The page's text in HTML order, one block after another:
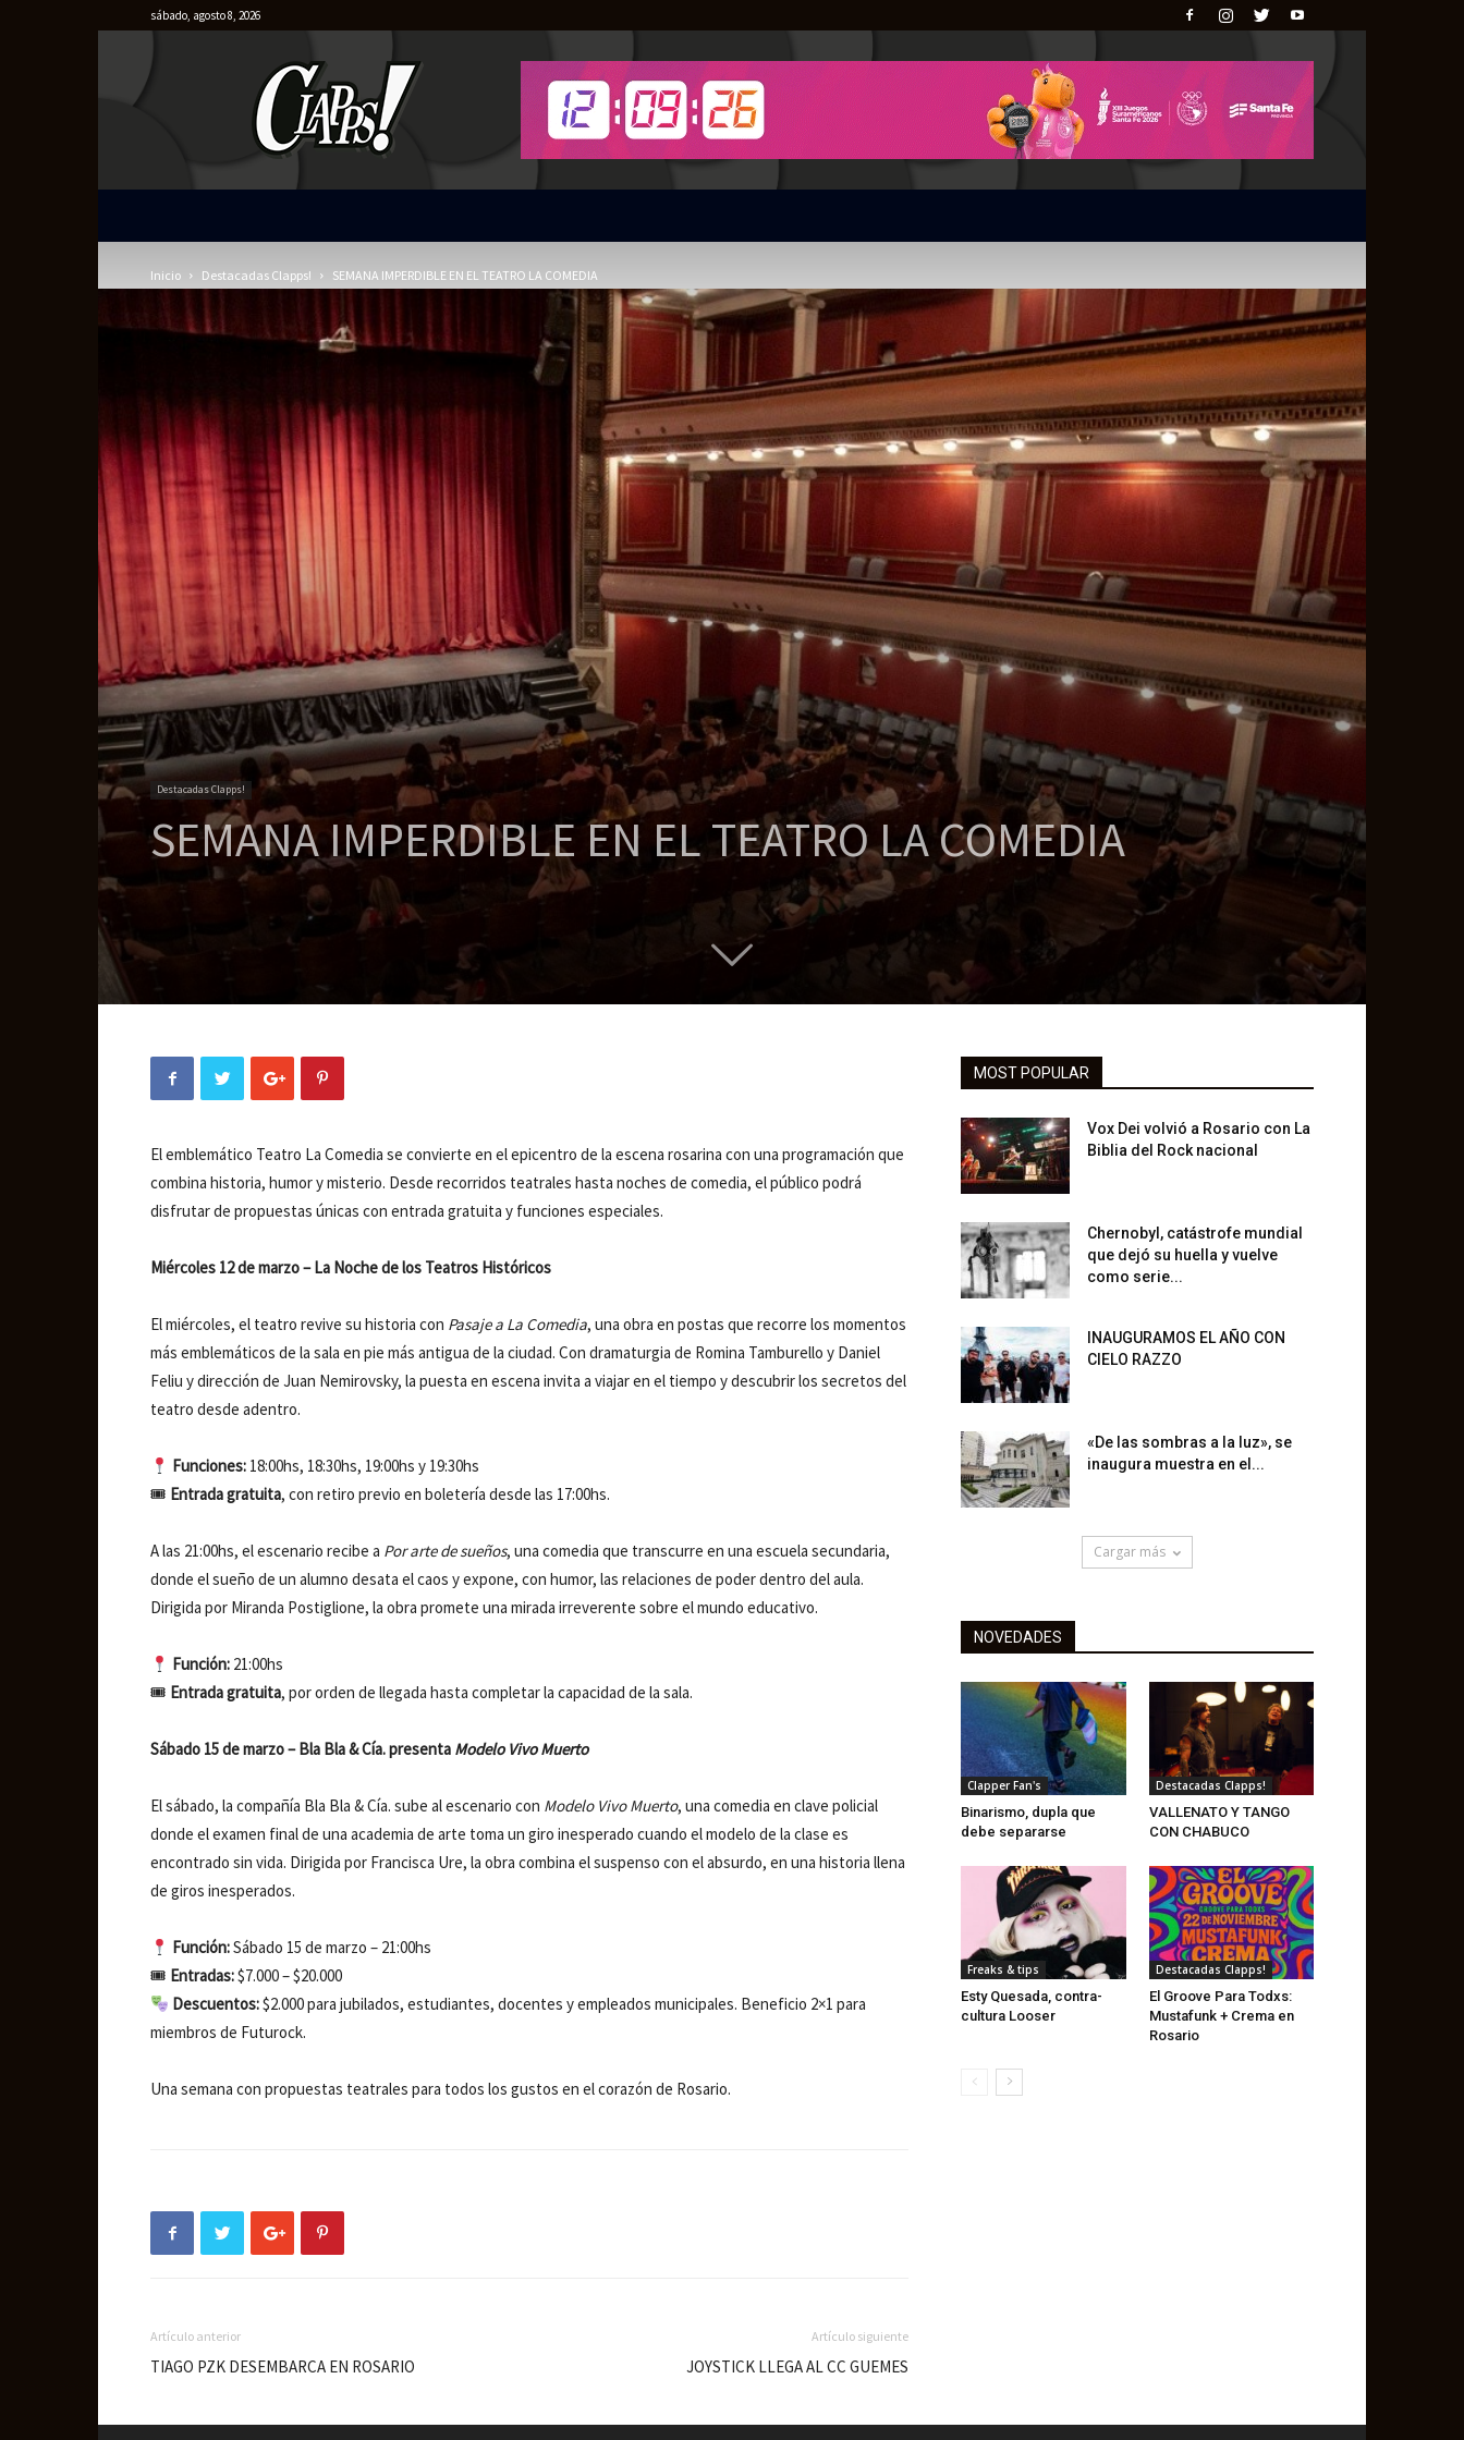
sábado, agosto 8, 2026
Inicio Destacadas Clapps! SEMANA IMPERDIBLE EN EL TEATRO LA COMEDIA
Destacadas Clapps!
SEMANA IMPERDIBLE EN EL TEATRO LA COMEDIA
El emblemático Teatro La Comedia se convierte en el epicentro de la escena rosarina con una programación que
combina historia, humor y misterio. Desde recorridos teatrales hasta noches de comedia, el público podrá
disfrutar de propuestas únicas con entrada gratuita y funciones especiales.
Miércoles 12 de marzo – La Noche de los Teatros Históricos
El miércoles, el teatro revive su historia con Pasaje a La Comedia, una obra en postas que recorre los momentos
más emblemáticos de la sala en pie más antigua de la ciudad. Con dramaturgia de Romina Tamburello y Daniel
Feliu y dirección de Juan Nemirovsky, la puesta en escena invita a viajar en el tiempo y descubrir los secretos del
teatro desde adentro.
Funciones: 18:00hs, 18:30hs, 19:00hs y 19:30hs
🎟 Entrada gratuita, con retiro previo en boletería desde las 17:00hs.
A las 21:00hs, el escenario recibe a Por arte de sueños, una comedia que transcurre en una escuela secundaria,
donde el sueño de un alumno desata el caos y expone, con humor, las relaciones de poder dentro del aula.
Dirigida por Miranda Postiglione, la obra promete una mirada irreverente sobre el mundo educativo.
Función: 21:00hs
🎟 Entrada gratuita, por orden de llegada hasta completar la capacidad de la sala.
Sábado 15 de marzo – Bla Bla & Cía. presenta Modelo Vivo Muerto
El sábado, la compañía Bla Bla & Cía. sube al escenario con Modelo Vivo Muerto, una comedia en clave policial
donde el examen final de una academia de arte toma un giro inesperado cuando el modelo de la clase es
encontrado sin vida. Dirigida por Francisca Ure, la obra combina el suspenso con el absurdo, en una historia llena
de giros inesperados.
Función:Sábado 15 de marzo – 21:00hs
🎟 Entradas:$7.000 – $20.000
Descuentos:$2.000 para jubilados, estudiantes, docentes y empleados municipales. Beneficio 2×1 para
miembros de Futurock.
Una semana con propuestas teatrales para todos los gustos en el corazón de Rosario.
Artículo anterior
TIAGO PZK DESEMBARCA EN ROSARIO
Artículo siguiente
JOYSTICK LLEGA AL CC GUEMES
MOST POPULAR
Vox Dei volvió a Rosario con La
Biblia del Rock nacional
Chernobyl, catástrofe mundial
que dejó su huella y vuelve
como serie...
INAUGURAMOS EL AÑO CON
CIELO RAZZO
«De las sombras a la luz», se
inaugura muestra en el...
Cargar más
NOVEDADES
Clapper Fan's
Binarismo, dupla que
debe separarse
Destacadas Clapps!
VALLENATO Y TANGO
CON CHABUCO
Freaks & tips
Esty Quesada, contra-
cultura Looser
Destacadas Clapps!
El Groove Para Todxs:
Mustafunk + Crema en
Rosario